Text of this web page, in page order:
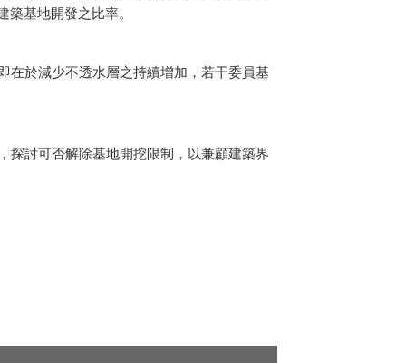
基地開發之比率。
於減少不透水層之持續增加，若干委員基
討可否解除基地開挖限制，以兼顧建築界